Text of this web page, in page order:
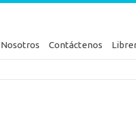
Nosotros Contáctenos